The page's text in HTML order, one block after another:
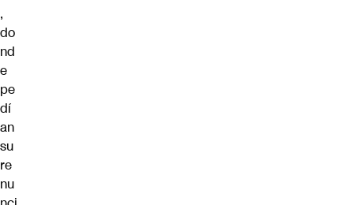
,
do
nd
e
pe
dí
an
su
re
nu